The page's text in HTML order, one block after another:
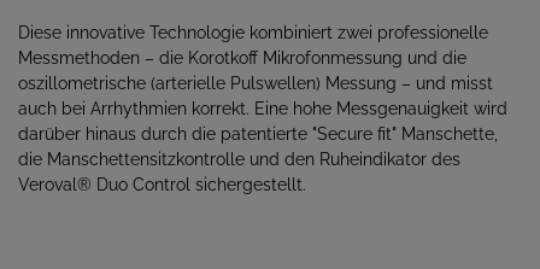
Diese innovative Technologie kombiniert zwei professionelle
Messmethoden – die Korotkoff Mikrofonmessung und die
oszillometrische (arterielle Pulswellen) Messung – und misst
auch bei Arrhythmien korrekt. Eine hohe Messgenauigkeit wird
darüber hinaus durch die patentierte "Secure fit" Manschette,
die Manschettensitzkontrolle und den Ruheindikator des
Veroval® Duo Control sichergestellt.